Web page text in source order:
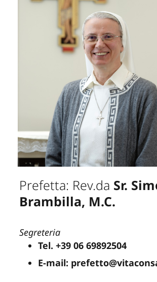
Prefetta: Rev.da Sr.
Brambilla, M.C.
Segreteria
Tel. +39 06 69892504
E-mail: